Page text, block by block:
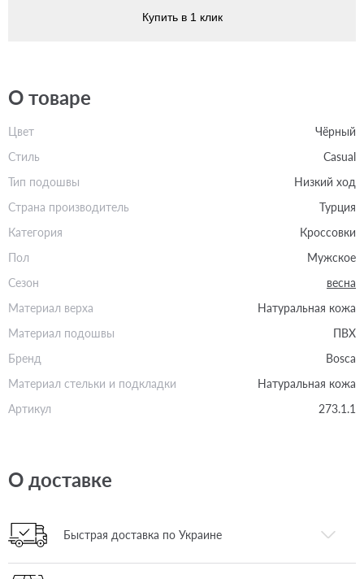
Купить в 1 клик
О товаре
Цвет
Чёрный
Стиль
Casual
Тип подошвы
Низкий ход
Страна производитель
Турция
Категория
Кроссовки
Пол
Мужское
Сезон
весна
Материал верха
Натуральная кожа
Материал подошвы
ПВХ
Бренд
Bosca
Материал стельки и подкладки
Натуральная кожа
Артикул
273.1.1
О доставке
Быстрая доставка по Украине